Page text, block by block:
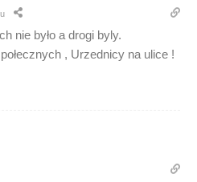
nie było a drogi byly.
, Urzednicy na ulice !